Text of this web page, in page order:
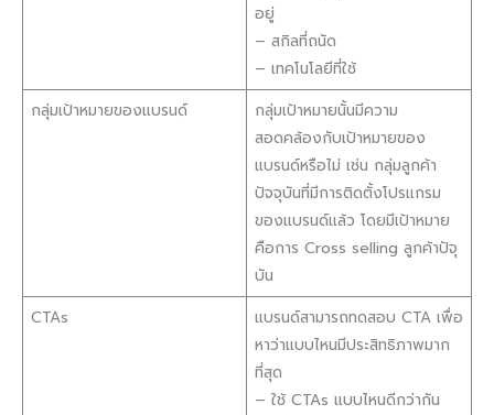
อยู่
– สกิลที่ถนัด
– เทคโนโลยีที่ใช้
กลุ่มเป้าหมายของแบรนด์
กลุ่มเป้าหมายนั้นมีความ
สอดคล้องกับเป้าหมายของ
แบรนด์หรือไม่ เช่น กลุ่มลูกค้า
ปัจจุบันที่มีการติดตั้งโปรแกรม
ของแบรนด์แล้ว โดยมีเป้าหมาย
คือการ Cross selling ลูกค้าปัจุ
บัน
CTAs
แบรนด์สามารถทดสอบ CTA เพื่อ
หาว่าแบบไหนมีประสิทธิภาพมาก
ที่สุด
– ใช้ CTAs แบบไหนดีกว่ากัน